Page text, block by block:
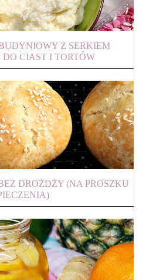
Z SERKIEM
CIAST I TORTÓW
DROŻDŻY (NA PROSZKU